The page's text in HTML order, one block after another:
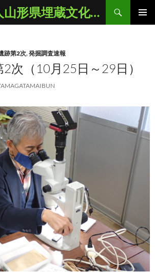
公益財団法人山形県埋蔵文化財センター
跡第2次,発掘調査速報
次（10月25日～29日）